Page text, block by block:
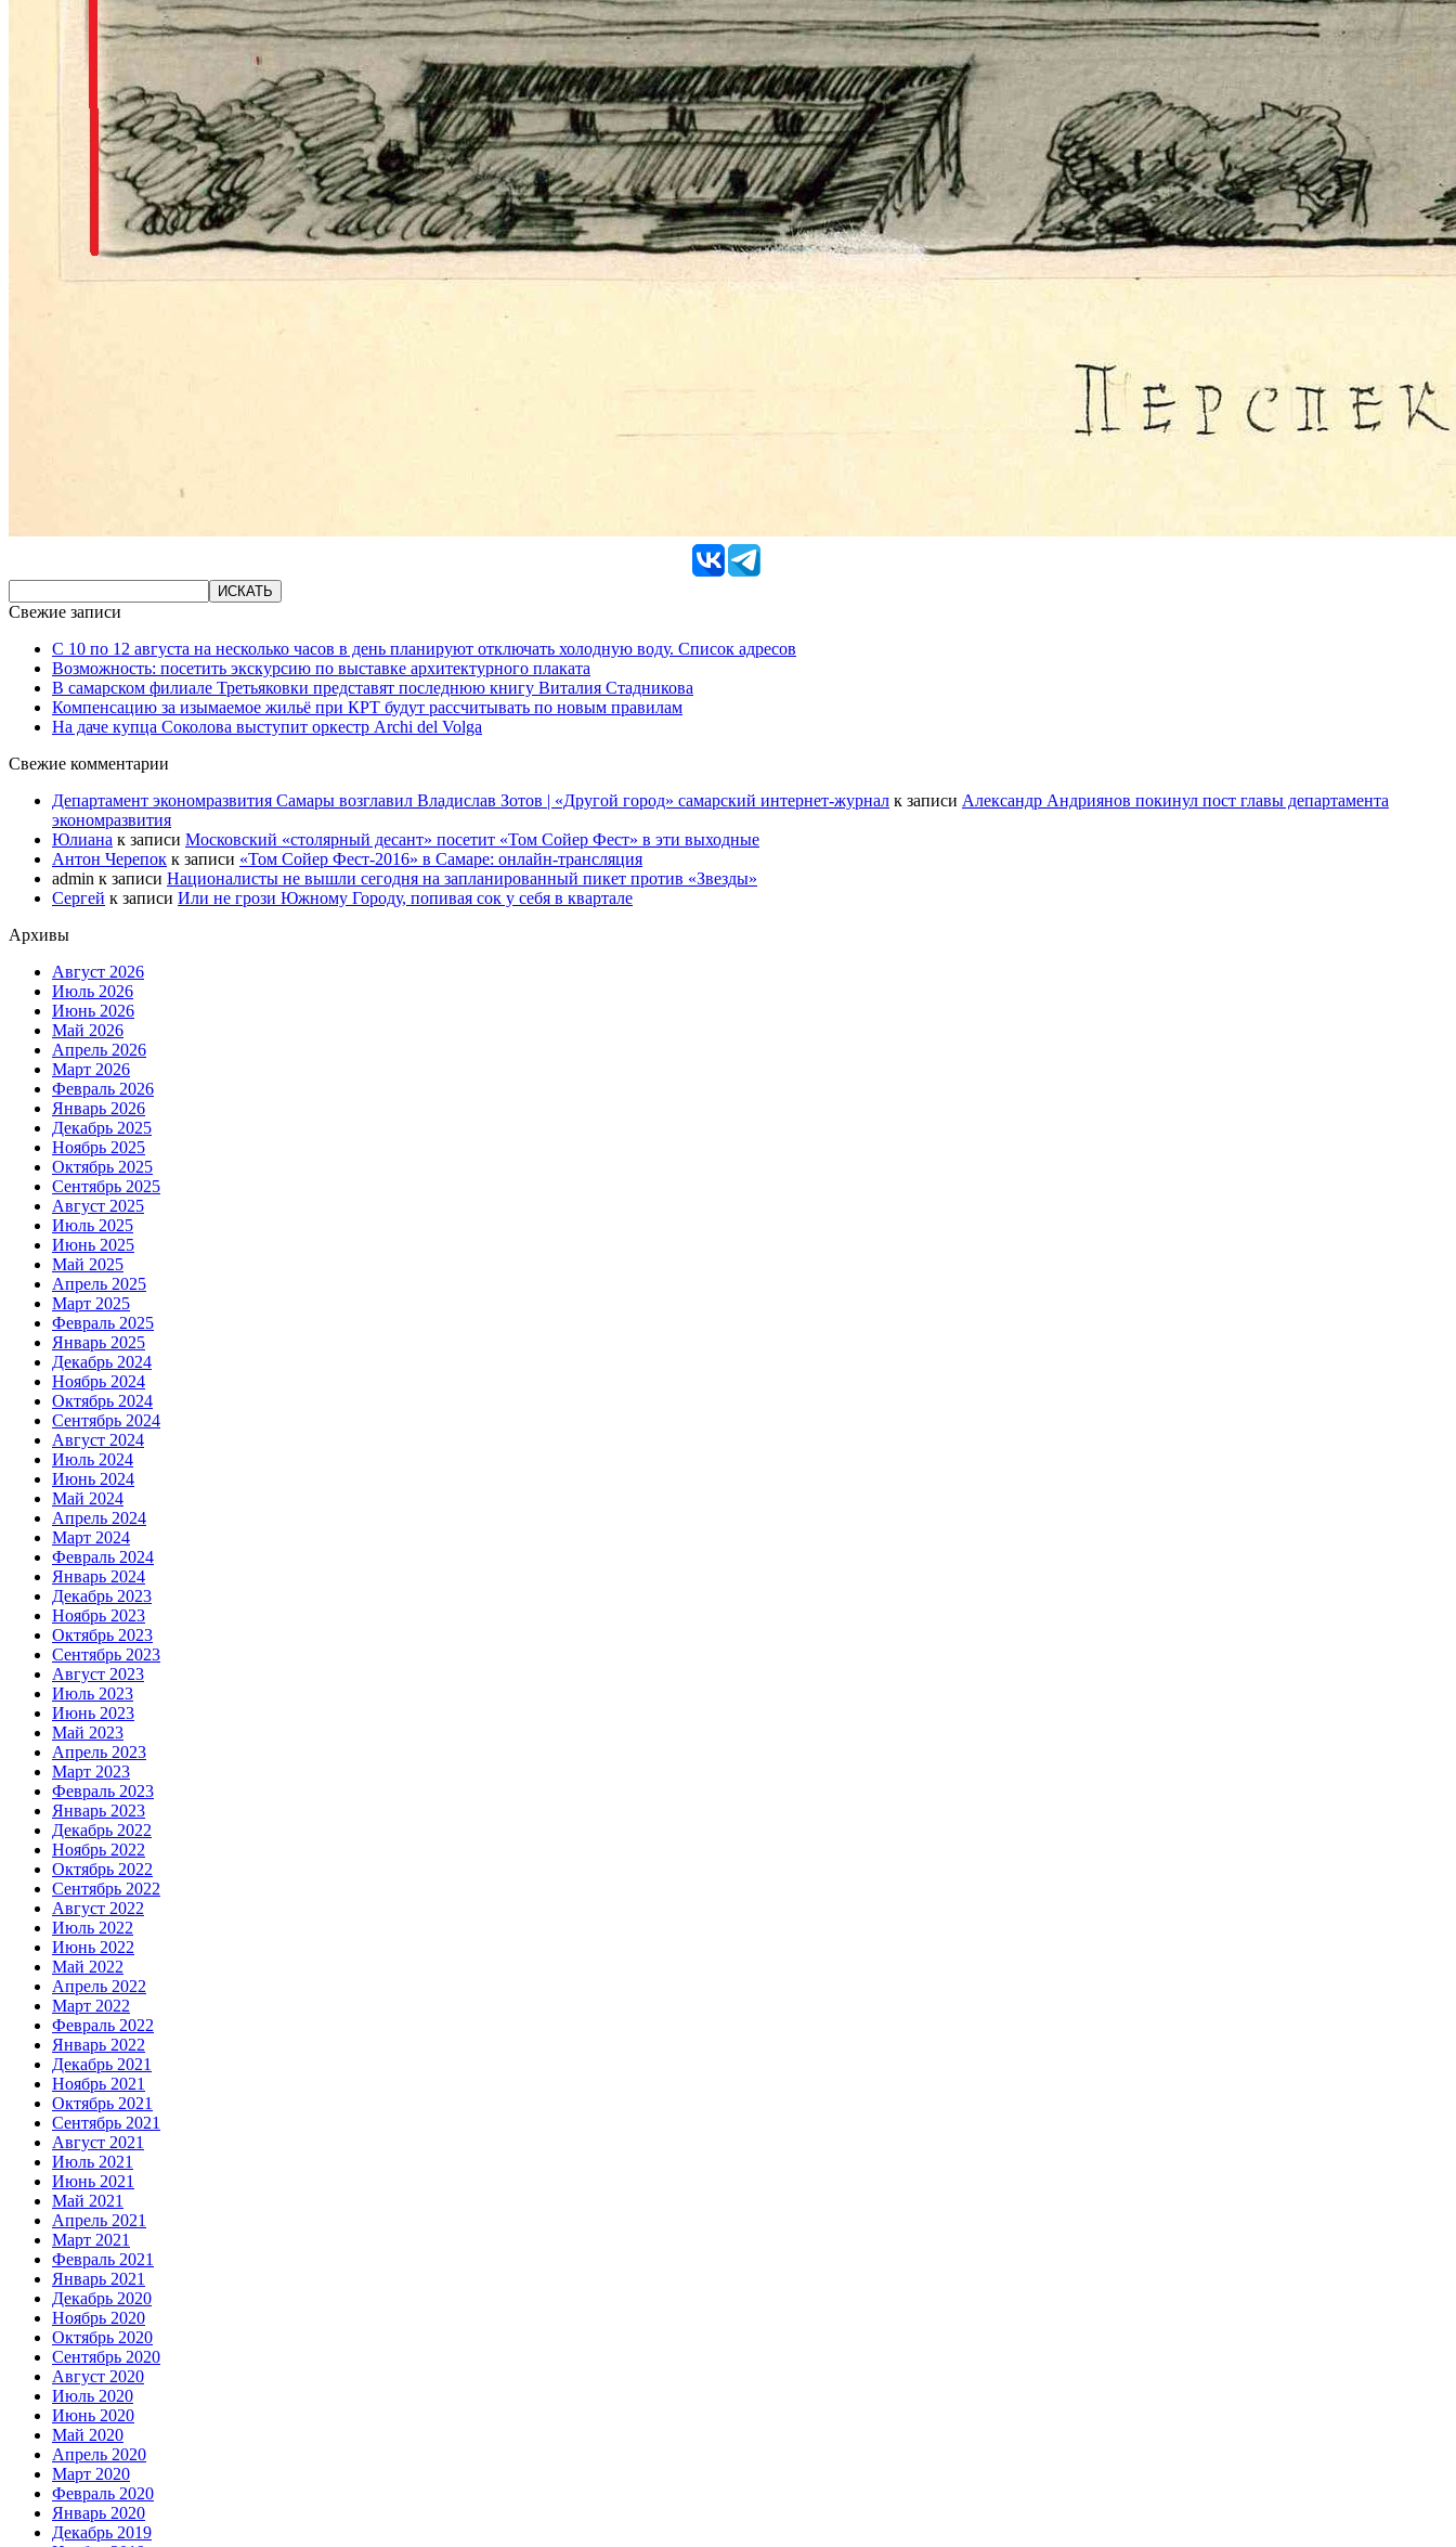
Свежие записи
С 10 по 12 августа на несколько часов в день планируют отключать холодную воду. Список адресов
Возможность: посетить экскурсию по выставке архитектурного плаката
В самарском филиале Третьяковки представят последнюю книгу Виталия Стадникова
Компенсацию за изымаемое жильё при КРТ будут рассчитывать по новым правилам
На даче купца Соколова выступит оркестр Archi del Volga
Свежие комментарии
Департамент экономразвития Самары возглавил Владислав Зотов | «Другой город» самарский интернет-журнал к записи Александр Андриянов покинул пост главы департамента
экономразвития
Юлиана к записи Московский «столярный десант» посетит «Том Сойер Фест» в эти выходные
Антон Черепок к записи «Том Сойер Фест-2016» в Самаре: онлайн-трансляция
admin к записи Националисты не вышли сегодня на запланированный пикет против «Звезды»
Сергей к записи Или не грози Южному Городу, попивая сок у себя в квартале
Архивы
Август 2026
Июль 2026
Июнь 2026
Май 2026
Апрель 2026
Март 2026
Февраль 2026
Январь 2026
Декабрь 2025
Ноябрь 2025
Октябрь 2025
Сентябрь 2025
Август 2025
Июль 2025
Июнь 2025
Май 2025
Апрель 2025
Март 2025
Февраль 2025
Январь 2025
Декабрь 2024
Ноябрь 2024
Октябрь 2024
Сентябрь 2024
Август 2024
Июль 2024
Июнь 2024
Май 2024
Апрель 2024
Март 2024
Февраль 2024
Январь 2024
Декабрь 2023
Ноябрь 2023
Октябрь 2023
Сентябрь 2023
Август 2023
Июль 2023
Июнь 2023
Май 2023
Апрель 2023
Март 2023
Февраль 2023
Январь 2023
Декабрь 2022
Ноябрь 2022
Октябрь 2022
Сентябрь 2022
Август 2022
Июль 2022
Июнь 2022
Май 2022
Апрель 2022
Март 2022
Февраль 2022
Январь 2022
Декабрь 2021
Ноябрь 2021
Октябрь 2021
Сентябрь 2021
Август 2021
Июль 2021
Июнь 2021
Май 2021
Апрель 2021
Март 2021
Февраль 2021
Январь 2021
Декабрь 2020
Ноябрь 2020
Октябрь 2020
Сентябрь 2020
Август 2020
Июль 2020
Июнь 2020
Май 2020
Апрель 2020
Март 2020
Февраль 2020
Январь 2020
Декабрь 2019